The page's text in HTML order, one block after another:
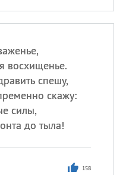
восхищенье.
спешу,
скажу:
силы,
до тыла!
158